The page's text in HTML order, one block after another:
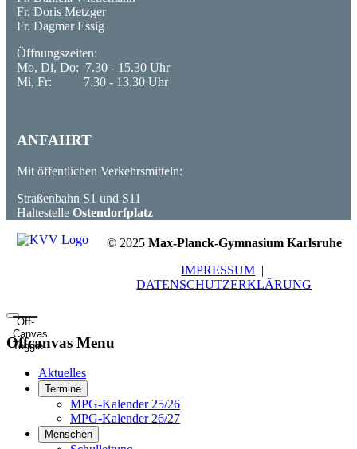
Fr. Doris Metzger
Fr. Dagmar Essig
Öffnungszeiten:
Mo, Di, Do: 7.30 - 15.30 Uhr
Mi, Fr: 7.30 - 13.30 Uhr
ANFAHRT
Mit öffentlichen Verkehrsmitteln:
Straßenbahn S1 und S11
Haltestelle Ostendorfplatz
© 2025 Max-Planck-Gymnasium Karlsruhe
IMPRESSUM |
DATENSCHUTZERKLÄRUNG
Off-
Canvas
Toggle
Offcanvas Menu
Aktuelles
Termine
MPG-Kalender 25/26
MPG-Kalender 26/27
Menschen